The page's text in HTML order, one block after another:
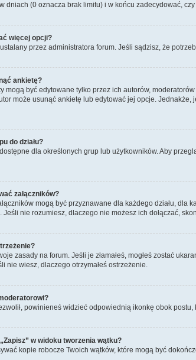
dniach (0 oznacza brak limitu) i w końcu zadecydować,
więcej opcji?
przez administratora forum. Jeśli sądzisz, że
ankietę?
mogą być edytowane tylko przez ich autorów,
może usunąć ankietę lub edytować jej opcje.
do działu?
dla określonych grup lub użytkowników. Aby
załączników?
mogą być przyznawane dla każdego działu,
nie rozumiesz, dlaczego nie możesz ich dołączać,
zasady na forum. Jeśli je złamałeś, mogłeś zostać
nie wiesz, dlaczego otrzymałeś ostrzeżenie.
powinieneś widzieć odpowiednią ikonkę obok
w widoku tworzenia wątku?
kopie robocze Twoich wątków, które mogą być